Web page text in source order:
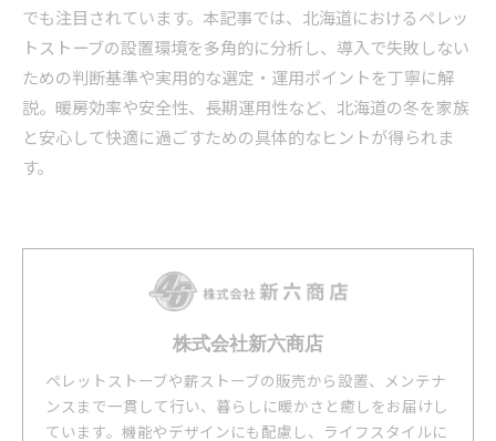
でも注目されています。本記事では、北海道におけるペレッ
トストーブの設置環境を多角的に分析し、導入で失敗しない
ための判断基準や実用的な選定・運用ポイントを丁寧に解
説。暖房効率や安全性、長期運用性など、北海道の冬を家族
と安心して快適に過ごすための具体的なヒントが得られま
す。
株式会社新六商店
ペレットストーブや薪ストーブの販売から設置、メンテナ
ンスまで一貫して行い、暮らしに暖かさと癒しをお届けし
ています。機能やデザインにも配慮し、ライフスタイルに